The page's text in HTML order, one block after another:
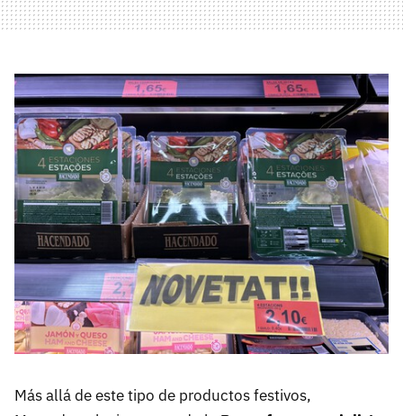
Más allá de este tipo de productos festivos,